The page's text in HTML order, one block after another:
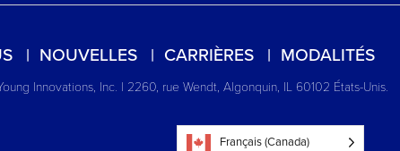
NOUVELLES CARRIÈRES MODALITÉS
Innovations, Inc. | 2260, rue Wendt, Algonquin, IL 60102 États-Unis.
Français (Canada)